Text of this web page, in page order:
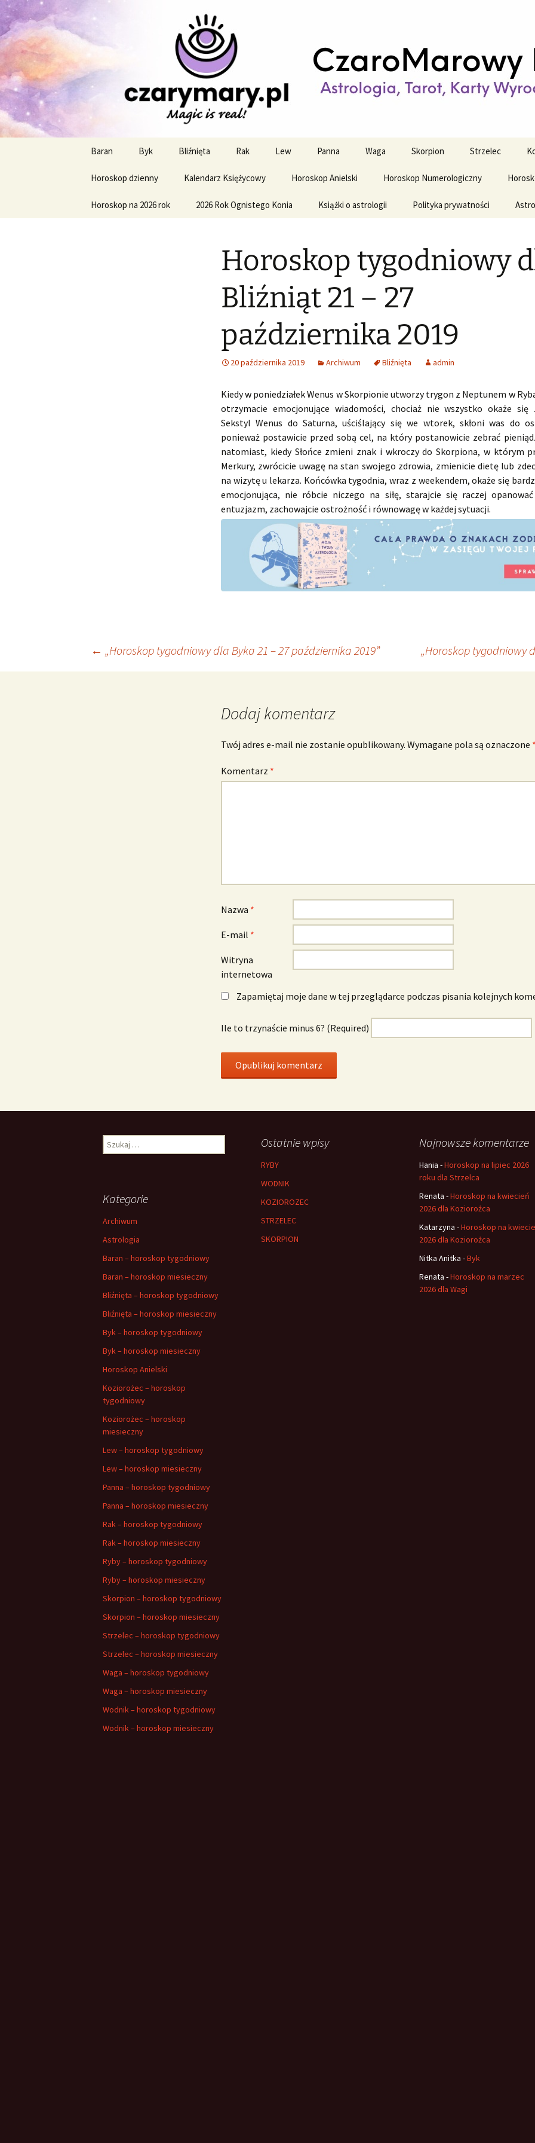
CzaroMarowy horoskop
miesięczny i tygodniowy
Profesjonalne przepowiednie astrologiczne
treści
Baran Byk Bliźnięta Rak Lew Panna Waga Skorpion Strzelec
Horoskop dzienny Kalendarz Księżycowy Horoskop Anielski Horoskop Numerologiczny
Horoskop na 2026 rok 2026 Rok Ognistego Konia Książki o astrologii Polityka prywatności
Horoskop tygodniowy
Bliźniąt 21 – 27
października 2019
20 października 2019 Archiwum Bliźnięta admin
Kiedy w poniedziałek Wenus w Skorpionie utworzy trygon z Neptunem w
otrzymacie emocjonujące wiadomości, chociaż nie wszystko okaże się
Sekstyl Wenus do Saturna, uściślający się we wtorek, skłoni was do
ponieważ postawicie przed sobą cel, na który postanowicie zebrać
natomiast, kiedy Słońce zmieni znak i wkroczy do Skorpiona, w którym
Merkury, zwrócicie uwagę na stan swojego zdrowia, zmienicie dietę lub
na wizytę u lekarza. Końcówka tygodnia, wraz z weekendem, okaże się
emocjonująca, nie róbcie niczego na siłę, starajcie się raczej
entuzjazm, zachowajcie ostrożność i równowagę w każdej sytuacji.
Nawigacja
← „Horoskop tygodniowy dla Byka 21 – 27 października 2019” „Horoskop tygodniowy
Dodaj komentarz
Twój adres e-mail nie zostanie opublikowany. Wymagane pola są oznaczone *
Komentarz *
Nazwa *
E-mail *
Witryna
internetowa
Zapamiętaj moje dane w tej przeglądarce podczas pisania kolejnych
Ile to trzynaście minus 6? (Required)
Szukaj: Ostatnie wpisy
RYBY
WODNIK
KOZIOROZEC
STRZELEC
SKORPION
Najnowsze komentarze
Hania -Horoskop na lipiec 2026
roku dla Strzelca
Renata -Horoskop na kwiecień
2026 dla Koziorożca
Katarzyna -Horoskop na
2026 dla Koziorożca
Nitka Anitka -Byk
Renata -Horoskop na marzec
2026 dla Wagi
Kategorie
Archiwum
Astrologia
Baran – horoskop tygodniowy
Baran – horoskop miesieczny
Bliźnięta – horoskop tygodniowy
Bliźnięta – horoskop miesieczny
Byk – horoskop tygodniowy
Byk – horoskop miesieczny
Horoskop Anielski
Koziorożec – horoskop
tygodniowy
Koziorożec – horoskop
miesieczny
Lew – horoskop tygodniowy
Lew – horoskop miesieczny
Panna – horoskop tygodniowy
Panna – horoskop miesieczny
Rak – horoskop tygodniowy
Rak – horoskop miesieczny
Ryby – horoskop tygodniowy
Ryby – horoskop miesieczny
Skorpion – horoskop tygodniowy
Skorpion – horoskop miesieczny
Strzelec – horoskop tygodniowy
Strzelec – horoskop miesieczny
Waga – horoskop tygodniowy
Waga – horoskop miesieczny
Wodnik – horoskop tygodniowy
Wodnik – horoskop miesieczny